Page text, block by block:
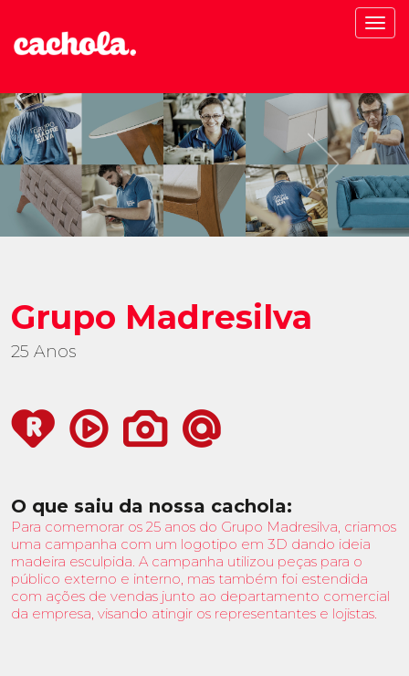
Grupo Madresilva
25 Anos
O que saiu da nossa cachola:
Para comemorar os 25 anos do Grupo Madresilva, criamos
uma campanha com um logotipo em 3D dando ideia
madeira esculpida. A campanha utilizou peças para o
público externo e interno, mas também foi estendida
com ações de vendas junto ao departamento comercial
da empresa, visando atingir os representantes e lojistas.